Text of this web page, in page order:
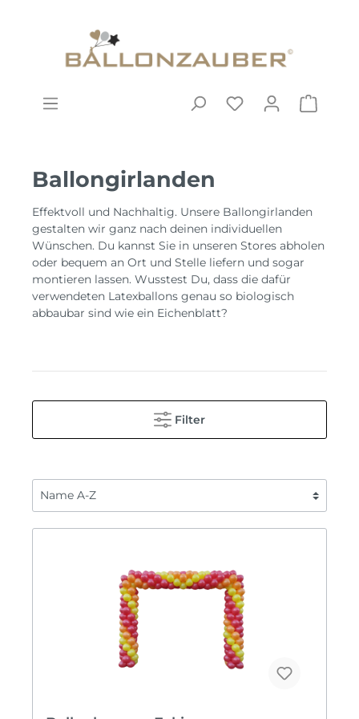
Ballongirlanden
Effektvoll und Nachhaltig. Unsere Ballongirlanden
gestalten wir ganz nach deinen individuellen
Wünschen. Du kannst Sie in unseren Stores abholen
oder bequem an Ort und Stelle liefern und sogar
montieren lassen. Wusstest Du, dass die dafür
verwendeten Latexballons genau so biologisch
abbaubar sind wie ein Eichenblatt?
Filter